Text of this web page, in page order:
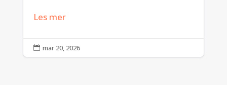
Les mer
 mar 20, 2026